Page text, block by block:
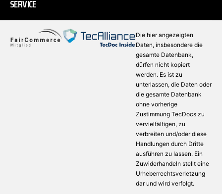
SERVICE
Die hier angezeigten
Daten, insbesondere die
gesamte Datenbank,
dürfen nicht kopiert
werden. Es ist zu
unterlassen, die Daten oder
die gesamte Datenbank
ohne vorherige
Zustimmung TecDocs zu
vervielfältigen, zu
verbreiten und/oder diese
Handlungen durch Dritte
ausführen zu lassen. Ein
Zuwiderhandeln stellt eine
Urheberrechtsverletzung
dar und wird verfolgt.